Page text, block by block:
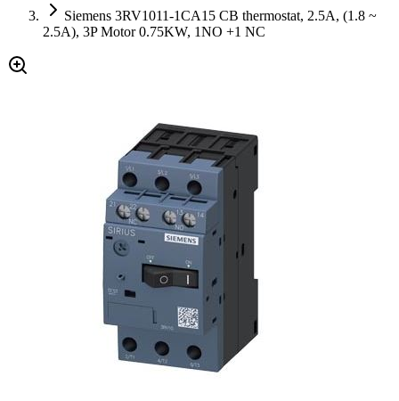
Siemens 3RV1011-1CA15 CB thermostat, 2.5A, (1.8 ~
2.5A), 3P Motor 0.75KW, 1NO +1 NC